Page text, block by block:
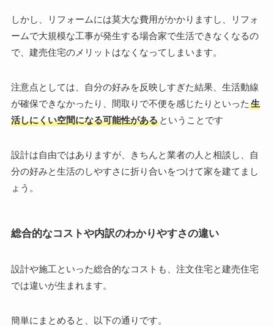
しかし、リフォームには莫大な費用がかかりますし、リフォ
ームで大規模な工事が発生する場合家で生活できなくなるの
で、建売住宅のメリットはなくなってしまいます。
注意点としては、自分の好みを反映しすぎた結果、生活動線
が確保できなかったり、間取りで不便を感じたりといった 生
活しにくい空間になる可能性があるということです
設計は自由ではありますが、きちんと業者の人と相談し、自
分の好みと生活のしやすさに折り合いをつけて家を建てまし
ょう。
総合的なコストや内訳のわかりやすさの違い
設計や施工といった総合的なコストも、注文住宅と建売住宅
では違いが生まれます。
簡単にまとめると、以下の通りです。